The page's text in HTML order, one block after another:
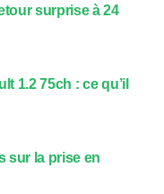
surprise à 24
1.2 75ch : ce qu’il
sur la prise en